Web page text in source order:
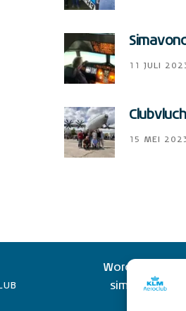
11 JULI
15 MEI
Word lid van
simulator lid